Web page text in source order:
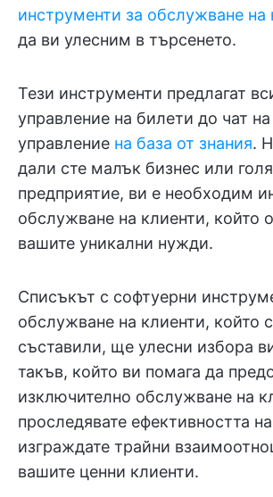
инструменти за обслужване на
да ви улесним в търсенето.
Тези инструменти предлагат
управление на билети до чат
управление на база от знания.
дали сте малък бизнес или
предприятие, ви е необходим
обслужване на клиенти, който
вашите уникални нужди.
Списъкът с софтуерни
обслужване на клиенти, който
съставили, ще улесни избора
такъв, който ви помага да
изключително обслужване на
проследявате ефективността
изграждате трайни
вашите ценни клиенти.